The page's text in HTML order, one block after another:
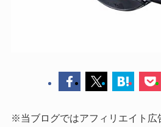
※当ブログではアフィリエイト広